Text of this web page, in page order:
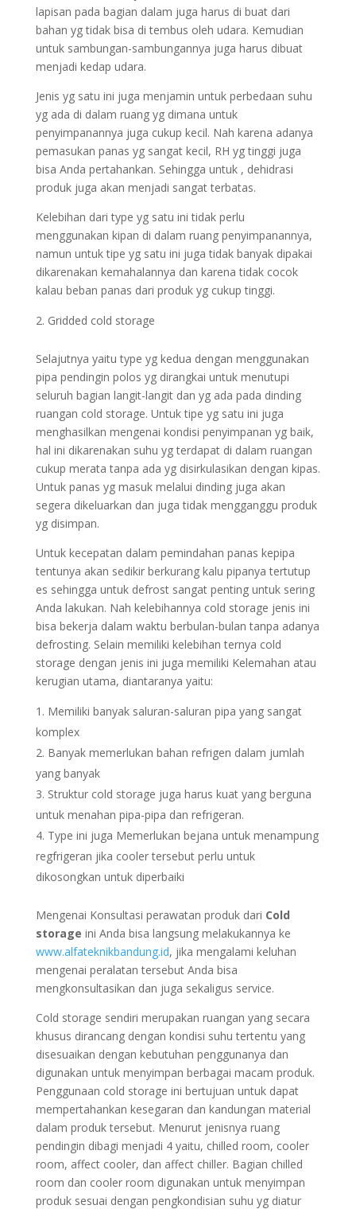
lapisan pada bagian dalam juga harus di buat dari
bahan yg tidak bisa di tembus oleh udara. Kemudian
untuk sambungan-sambungannya juga harus dibuat
menjadi kedap udara.
Jenis yg satu ini juga menjamin untuk perbedaan suhu
yg ada di dalam ruang yg dimana untuk
penyimpanannya juga cukup kecil. Nah karena adanya
pemasukan panas yg sangat kecil, RH yg tinggi juga
bisa Anda pertahankan. Sehingga untuk , dehidrasi
produk juga akan menjadi sangat terbatas.
Kelebihan dari type yg satu ini tidak perlu
menggunakan kipan di dalam ruang penyimpanannya,
namun untuk tipe yg satu ini juga tidak banyak dipakai
dikarenakan kemahalannya dan karena tidak cocok
kalau beban panas dari produk yg cukup tinggi.
Gridded cold storage
Selajutnya yaitu type yg kedua dengan menggunakan
pipa pendingin polos yg dirangkai untuk menutupi
seluruh bagian langit-langit dan yg ada pada dinding
ruangan cold storage. Untuk tipe yg satu ini juga
menghasilkan mengenai kondisi penyimpanan yg baik,
hal ini dikarenakan suhu yg terdapat di dalam ruangan
cukup merata tanpa ada yg disirkulasikan dengan kipas.
Untuk panas yg masuk melalui dinding juga akan
segera dikeluarkan dan juga tidak mengganggu produk
yg disimpan.
Untuk kecepatan dalam pemindahan panas kepipa
tentunya akan sedikir berkurang kalu pipanya tertutup
es sehingga untuk defrost sangat penting untuk sering
Anda lakukan. Nah kelebihannya cold storage jenis ini
bisa bekerja dalam waktu berbulan-bulan tanpa adanya
defrosting. Selain memiliki kelebihan ternya cold
storage dengan jenis ini juga memiliki Kelemahan atau
kerugian utama, diantaranya yaitu:
Memiliki banyak saluran-saluran pipa yang sangat
komplex
Banyak memerlukan bahan refrigen dalam jumlah
yang banyak
Struktur cold storage juga harus kuat yang berguna
untuk menahan pipa-pipa dan refrigeran.
Type ini juga Memerlukan bejana untuk menampung
regfrigeran jika cooler tersebut perlu untuk
dikosongkan untuk diperbaiki
Mengenai Konsultasi perawatan produk dari Cold
storage ini Anda bisa langsung melakukannya ke
www.alfateknikbandung.id, jika mengalami keluhan
mengenai peralatan tersebut Anda bisa
mengkonsultasikan dan juga sekaligus service.
Cold storage sendiri merupakan ruangan yang secara
khusus dirancang dengan kondisi suhu tertentu yang
disesuaikan dengan kebutuhan penggunanya dan
digunakan untuk menyimpan berbagai macam produk.
Penggunaan cold storage ini bertujuan untuk dapat
mempertahankan kesegaran dan kandungan material
dalam produk tersebut. Menurut jenisnya ruang
pendingin dibagi menjadi 4 yaitu, chilled room, cooler
room, affect cooler, dan affect chiller. Bagian chilled
room dan cooler room digunakan untuk menyimpan
produk sesuai dengan pengkondisian suhu yg diatur